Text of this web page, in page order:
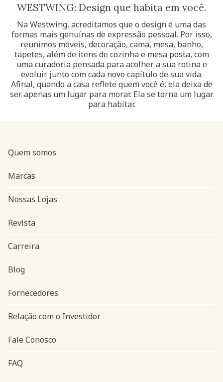
WESTWING: Design que habita em você.
Na Westwing, acreditamos que o design é uma das
formas mais genuínas de expressão pessoal. Por isso,
reunimos móveis, decoração, cama, mesa, banho,
tapetes, além de itens de cozinha e mesa posta, com
uma curadoria pensada para acolher a sua rotina e
evoluir junto com cada novo capítulo de sua vida.
Afinal, quando a casa reflete quem você é, ela deixa de
ser apenas um lugar para morar. Ela se torna um lugar
para habitar.
Navegação do rodapé
Quem somos
Marcas
Nossas Lojas
Revista
Carreira
Blog
Fornecedores
Relação com o Investidor
Fale Conosco
FAQ